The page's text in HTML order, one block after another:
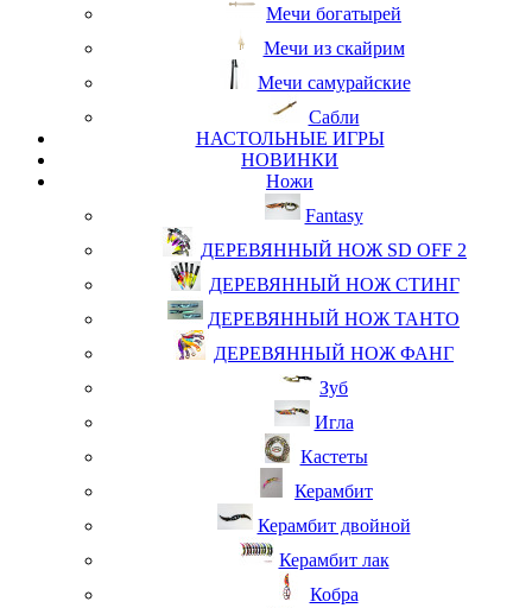
Мечи богатырей
Мечи из скайрим
Мечи самурайские
Сабли
НАСТОЛЬНЫЕ ИГРЫ
НОВИНКИ
Ножи
Fantasy
ДЕРЕВЯННЫЙ НОЖ SD OFF 2
ДЕРЕВЯННЫЙ НОЖ СТИНГ
ДЕРЕВЯННЫЙ НОЖ ТАНТО
ДЕРЕВЯННЫЙ НОЖ ФАНГ
Зуб
Игла
Кастеты
Керамбит
Керамбит двойной
Керамбит лак
Кобра